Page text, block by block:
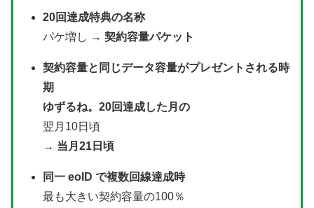
20回達成特典の名称
パケ増し → 契約容量パケット
契約容量と同じデータ容量がプレゼントされる時
期
ゆずるね。20回達成した月の
翌月10日頃
→ 当月21日頃
同一 eoID で複数回線達成時
最も大きい契約容量の100％